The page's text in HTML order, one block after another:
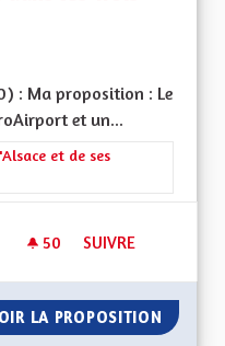
: Ma proposition : Le
et un...
: L'attractivité
et de ses
50 50 ABONNÉS
SUIVRE
LA PROPOSITION